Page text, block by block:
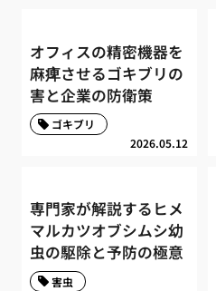
オフィスの精密機器を
麻痺させるゴキブリの
害と企業の防衛策
2026.05.12
ゴキブリ
専門家が解説するヒメ
マルカツオブシムシ幼
虫の駆除と予防の極意
害虫